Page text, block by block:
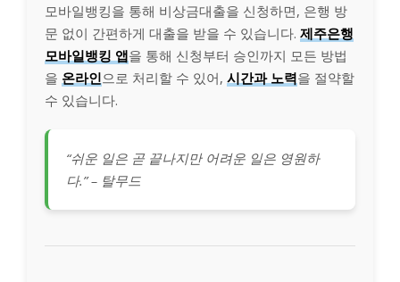
모바일뱅킹을 통해 비상금대출을 신청하면, 은행 방
문 없이 간편하게 대출을 받을 수 있습니다. 제주은행
모바일뱅킹 앱을 통해 신청부터 승인까지 모든 방법
을 온라인으로 처리할 수 있어, 시간과 노력을 절약할
수 있습니다.
“쉬운 일은 곧 끝나지만 어려운 일은 영원하
다.” – 탈무드